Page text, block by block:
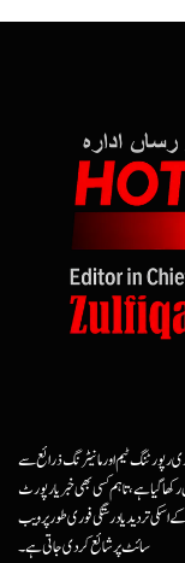
رپورٹنگ ٹیم اور مانیٹرنگ ذرائع سے
گیا ہے، تاہم کسی بھی خبر یا رپورٹ
تردید یا درستگی فوری طور پر ویب
سائٹ پر شائع کردی جاتی ہے۔